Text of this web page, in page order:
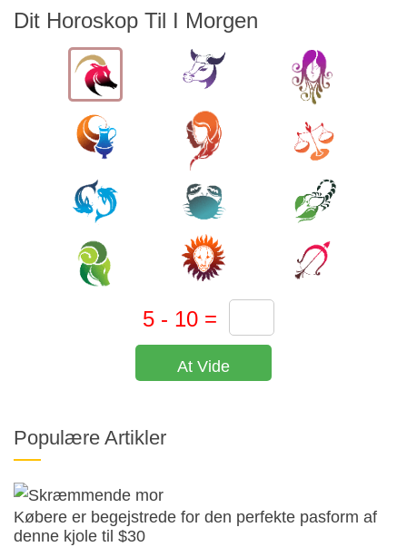
Dit Horoskop Til I Morgen
At Vide
Populære Artikler
Købere er begejstrede for den perfekte pasform af
denne kjole til $30